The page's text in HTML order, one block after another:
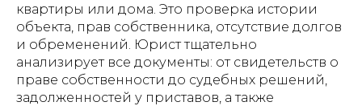
квартиры или дома. Это проверка истории
объекта, прав собственника, отсутствие долгов
и обременений. Юрист тщательно
анализирует все документы: от свидетельств о
праве собственности до судебных решений,
задолженностей у приставов, а также